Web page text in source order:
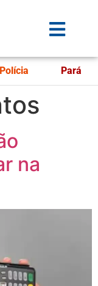
Polícia Pará
na